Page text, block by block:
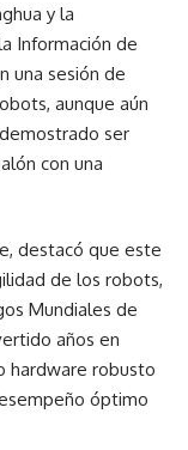
y la
Información de
una sesión de
aunque aún
ser
con una
destacó que este
de los robots,
Mundiales de
años en
hardware robusto
óptimo